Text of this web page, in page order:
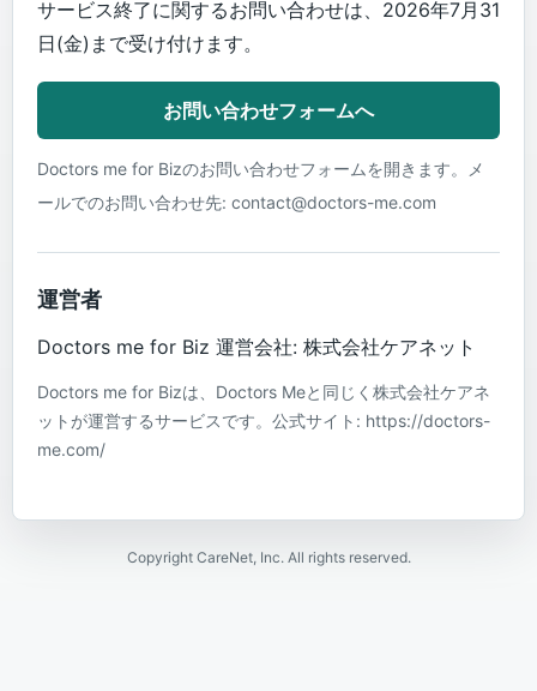
サービス終了に関するお問い合わせは、2026年7月31
日(金)まで受け付けます。
お問い合わせフォームへ
Doctors me for Bizのお問い合わせフォームを開きます。メ
ールでのお問い合わせ先: contact@doctors-me.com
運営者
Doctors me for Biz 運営会社: 株式会社ケアネット
Doctors me for Bizは、Doctors Meと同じく株式会社ケアネ
ットが運営するサービスです。公式サイト: https://doctors-
me.com/
Copyright CareNet, Inc. All rights reserved.